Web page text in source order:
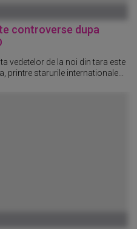
controverse dupa
vedetelor de la noi din tara este
printre starurile internationale...